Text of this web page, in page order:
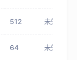
512 未知
64 未知